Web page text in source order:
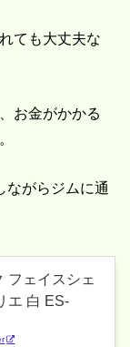
ても大丈夫な
お金がかかる
ながらジムに通
フェイスシェ
エ 白 ES-